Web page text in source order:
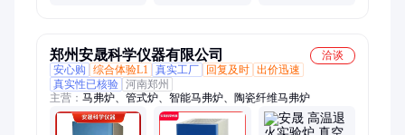
郑州安晟科学仪器有限公司
洽谈
安心购
综合体验L1 真实工厂 回复及时 出价迅速
真实性已核验 河南郑州
主营： 马弗炉、管式炉、智能马弗炉、陶瓷纤维马弗炉